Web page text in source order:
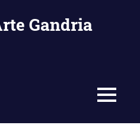
Gandria
MENU